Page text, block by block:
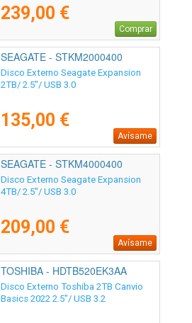
239,00 €
Comprar
SEAGATE - STKM2000400
Disco Externo Seagate Expansion
2TB/ 2.5"/ USB 3.0
135,00 €
Avísame
SEAGATE - STKM4000400
Disco Externo Seagate Expansion
4TB/ 2.5"/ USB 3.0
209,00 €
Avísame
TOSHIBA - HDTB520EK3AA
Disco Externo Toshiba 2TB Canvio
Basics 2022 2.5"/ USB 3.2